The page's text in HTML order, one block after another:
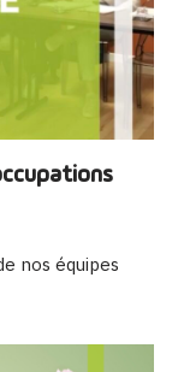
nos équipes